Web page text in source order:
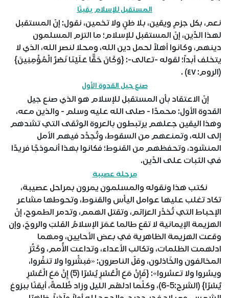
المستقبل للإسلام يقينًا
نعم، بكل جزمٍ ويقين، بلا ظنٍ ولا تخمين، نقول: إنّ المستقبل
لهذا الدِّين، إنّ المستقبل للإسلام؛ ما التزم المسلمون
دينهم، وكانوا أهلاً لحمل دين الله، ومحلا لنصر الله، الذي لا
يتخلف أبداً؛ لقوله -تعالى-: {وَكَانَ حَقًّا عَلَيْنَا نَصْرُ الْمُؤْمِنِينَ}
(الروم: ٤٧) .
صنع جيل القدوة الأول
إنّ الاعتقاد بأن المستقبل للإسلام هو الذي صنع جيل
القدوة الأول: محمدًا - صلى الله عليه وسلم - والذين معه،
وهذا اليقين جعلهم يرتبطون بالعروة الوثقى التي تشدهم
إلى الله، وتمنعهم من السقوط، وتُجدِّد فيهم الأمل
المنشود، وتحفظهم من القنوط؛ فكانوا بهذا أنموذجًا فريدًا
في الثبات على الدِّين.
مرحلة عصيبة
نكتب هذا ونقوله والمسلمون يمرون بمراحل عصيبة،
تكاد تغلب عليها عوامل اليأس والقنوط، وتحوطها مشاعر
الإحباط التي تُخدِّر العزائم، وتقتل الهمم، وتدمر الطموح، إنّ
الهزيمة الإيمانية لا تقع طالما عَمَرَ الإسلامُ القلبَ والروحَ، وإن
وقعت الهزيمة الظاهرية في بعض الأحايين، ومهما
ادلهمت الظلمات، وتكالب الأعداء، وتداعت الأُمم، وكَثُرَ
المخالفون والخَاذلون، وقلّ الناصرون: «فبشِّروا ولا تنفِّروا،
ويسِّروا ولا تعسِّروا»: {فَإِنَّ مَعَ الْعُسْرِ يُسْرًا (5) إِنَّ مَعَ الْعُسْرِ
يُسْرًا} (الشرح:5-6)، وكلّما ادلهّم الليل وزاد ظُلمةً، أيقنّا ببزوغ